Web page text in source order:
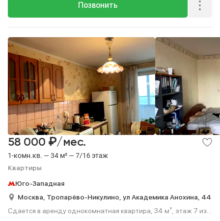
Позвонить
1-комн.кв. — 34 м² — 7/16 этаж
Квартиры
58 000 ₽/мес.
Юго-Западная
Москва, Тропарёво-Никулино, ул Академика Анохина, 44
Сдается в аренду однокомнатная квартира, 34 м², этаж 7 из